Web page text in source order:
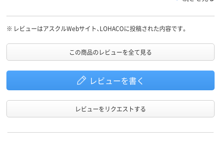
※ レビューはアスクルWebサイト、LOHACOに投稿された内容です。
この商品のレビューを全て見る
レビューを書く
レビューをリクエストする